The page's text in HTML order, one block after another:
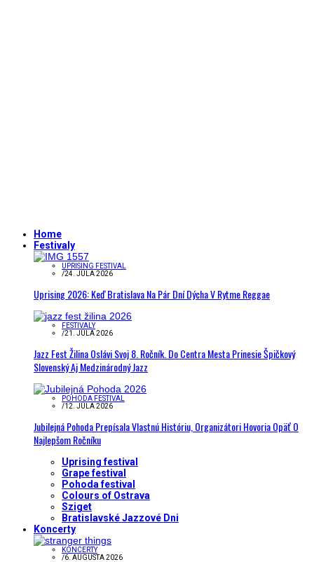
Home
Festivaly
UPRISING FESTIVAL
/24. JÚLA 2026
Uprising 2026: Keď Bratislava Na Pár Dní Dýcha V Rytme Reggae
FESTIVALY
/21. JÚLA 2026
Jazz Fest Žilina Oslávi Svoj 8. Ročník. Do Centra Mesta Prinesie Špičkový
Slovenský Aj Medzinárodný Jazz
POHODA FESTIVAL
/12. JÚLA 2026
Jubilejná Pohoda Prepísala Vlastnú Históriu, Organizátori Hovoria Opäť O
Najlepšom Ročníku
Uprising festival
Grape festival
Pohoda festival
Colours of Ostrava
Sziget
Bratislavské Jazzové Dni
Koncerty
KONCERTY
/6. AUGUSTA 2026